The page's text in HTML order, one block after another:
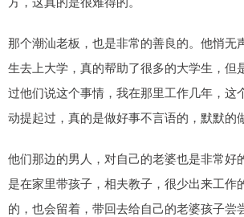
那个潮汕老板，也是非常的善良的。他悄无
生去上大学，真的帮助了很多的大学生，但
过他们说这个事情，我在那里工作几年，这
动提起过，真的是做好事不言语的，默默的
他们那边的男人，对自己的老婆也是非常好
是在家里带孩子，相夫教子，很少出来工作
的，也会留着，带回去给自己的老婆孩子尝尝